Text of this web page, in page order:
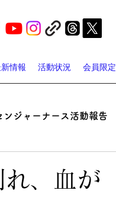
情報 活動状況 会員限定
ンジャーナース活動報告
、血が